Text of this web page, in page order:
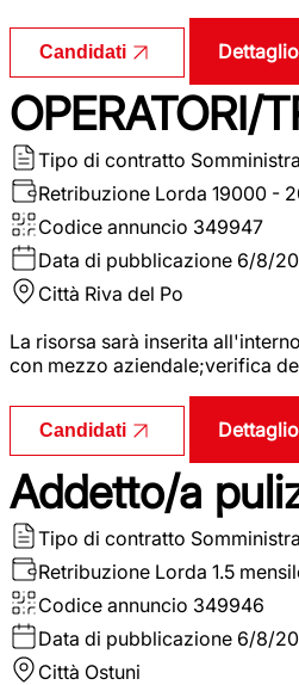
Candidati
OPERATORI/
Tipo di contratto
Retribuzione Lorda 19000 -
Codice annuncio 349947
Data di pubblicazione 6/8/
Città Riva del Po
La risorsa sarà inserita
con mezzo aziendale;verifica
Candidati
Addetto/a
Tipo di contratto
Retribuzione Lorda 1.5
Codice annuncio 349946
Data di pubblicazione 6/8/
Città Ostuni